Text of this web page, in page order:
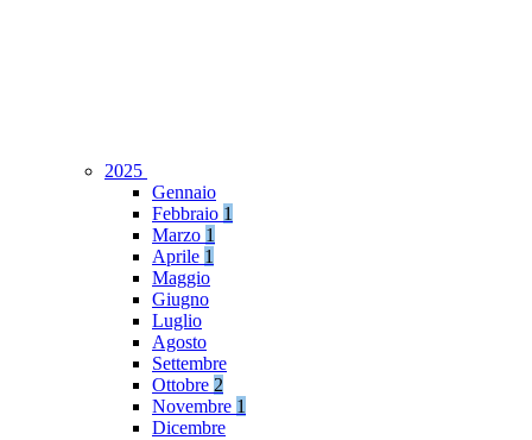
2025
Gennaio
Febbraio 1
Marzo 1
Aprile 1
Maggio
Giugno
Luglio
Agosto
Settembre
Ottobre 2
Novembre 1
Dicembre